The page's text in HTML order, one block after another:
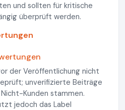
und sollten für kritische
überprüft werden.
der Veröffentlichung nicht
unverifizierte Beiträge
Kunden stammen.
jedoch das Label